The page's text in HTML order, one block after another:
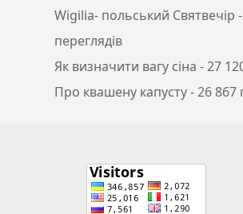
Wigilia- польський Святвечір
переглядів
Як визначити вагу сіна - 27
Про квашену капусту- 26 867